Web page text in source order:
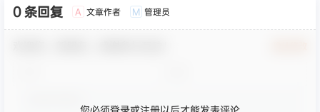
0 条回复 A 文章作者 M 管理员
您必须登录或注册以后才能发表评论